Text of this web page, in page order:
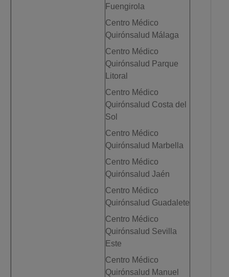
Fuengirola
Centro Médico
Quirónsalud Málaga
Centro Médico
Quirónsalud Parque
Litoral
Centro Médico
Quirónsalud Costa del
Sol
Centro Médico
Quirónsalud Marbella
Centro Médico
Quirónsalud Jaén
Centro Médico
Quirónsalud Guadalete
Centro Médico
Quirónsalud Sevilla
Este
Centro Médico
Quirónsalud Manuel